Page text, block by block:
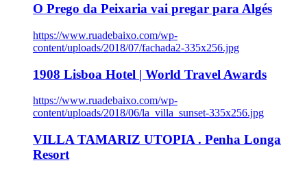
O Prego da Peixaria vai pregar para Algés
https://www.ruadebaixo.com/wp-
content/uploads/2018/07/fachada2-335x256.jpg
1908 Lisboa Hotel | World Travel Awards
https://www.ruadebaixo.com/wp-
content/uploads/2018/06/la_villa_sunset-335x256.jpg
VILLA TAMARIZ UTOPIA . Penha Longa
Resort